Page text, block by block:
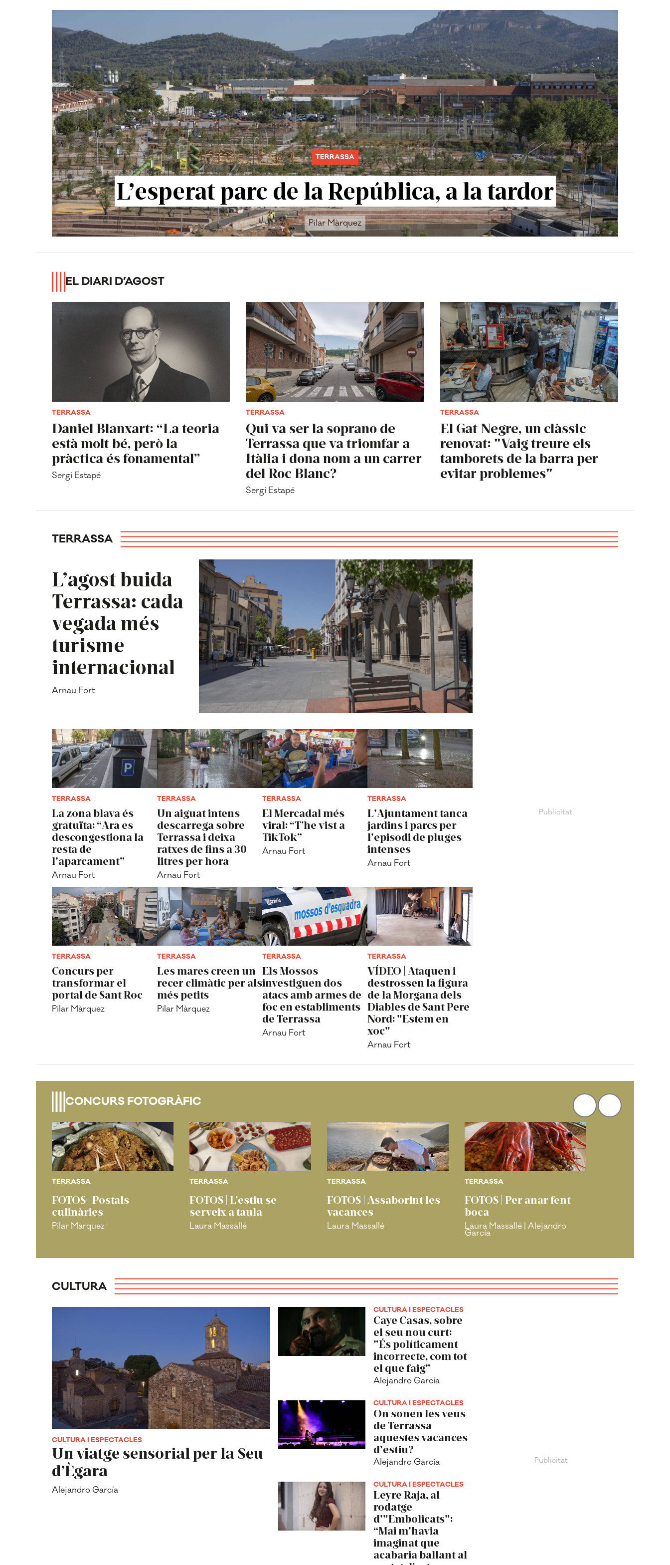
TERRASSA
L’esperat parc de la República, a la tardor
Pilar Màrquez
EL DIARI D’AGOST
TERRASSA
Daniel Blanxart: “La teoria
està molt bé, però la
pràctica és fonamental”
Sergi Estapé
TERRASSA
Qui va ser la soprano de
Terrassa que va triomfar a
Itàlia i dona nom a un carrer
del Roc Blanc?
Sergi Estapé
TERRASSA
El Gat Negre, un clàssic
renovat: "Vaig treure els
tamborets de la barra per
evitar problemes"
TERRASSA
L’agost buida
Terrassa: cada
vegada més
turisme
internacional
Arnau Fort
TERRASSA
La zona blava és
gratuïta: “Ara es
descongestiona la
resta de
l'aparcament”
Arnau Fort
TERRASSA
Un aiguat intens
descarrega sobre
Terrassa i deixa
ratxes de fins a 30
litres per hora
Arnau Fort
TERRASSA
El Mercadal més
viral: “T’he vist a
TikTok”
Arnau Fort
TERRASSA
L'Ajuntament tanca
jardins i parcs per
l'episodi de pluges
intenses
Arnau Fort
TERRASSA
Concurs per
transformar el
portal de Sant Roc
Pilar Màrquez
TERRASSA
Les mares creen un
recer climàtic per als
més petits
Pilar Màrquez
TERRASSA
Els Mossos
investiguen dos
atacs amb armes de
foc en establiments
de Terrassa
Arnau Fort
TERRASSA
VÍDEO | Ataquen i
destrossen la figura
de la Morgana dels
Diables de Sant Pere
Nord: "Estem en
xoc"
Arnau Fort
CONCURS FOTOGRÀFIC
TERRASSA
FOTOS | Postals
culinàries
Pilar Màrquez
TERRASSA
FOTOS | L’estiu se
serveix a taula
Laura Massallé
TERRASSA
FOTOS | Assaborint les
vacances
Laura Massallé
TERRASSA
FOTOS | Per anar fent
boca
Laura Massallé | Alejandro
García
CULTURA
CULTURA I ESPECTACLES
Un viatge sensorial per la Seu
d’Ègara
Alejandro García
CULTURA I ESPECTACLES
Caye Casas, sobre
el seu nou curt:
"És políticament
incorrecte, com tot
el que faig"
Alejandro García
CULTURA I ESPECTACLES
On sonen les veus
de Terrassa
aquestes vacances
d'estiu?
Alejandro García
CULTURA I ESPECTACLES
Leyre Raja, al
rodatge
d'"Embolicats":
“Mai m'havia
imaginat que
acabaria ballant al